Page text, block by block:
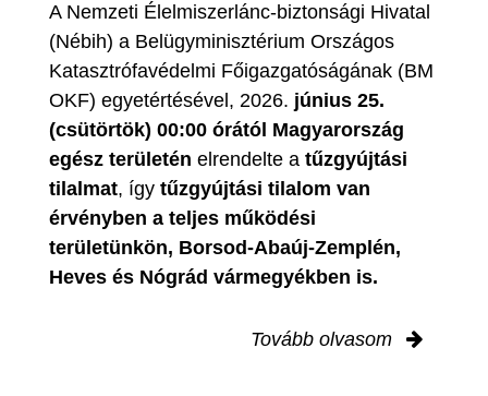
A Nemzeti Élelmiszerlánc-biztonsági Hivatal
(Nébih) a Belügyminisztérium Országos
Katasztrófavédelmi Főigazgatóságának (BM
OKF) egyetértésével, 2026. június 25.
(csütörtök) 00:00 órától Magyarország
egész területén elrendelte a tűzgyújtási
tilalmat, így tűzgyújtási tilalom van
érvényben a teljes működési
területünkön, Borsod-Abaúj-Zemplén,
Heves és Nógrád vármegyékben is.
Tovább olvasom